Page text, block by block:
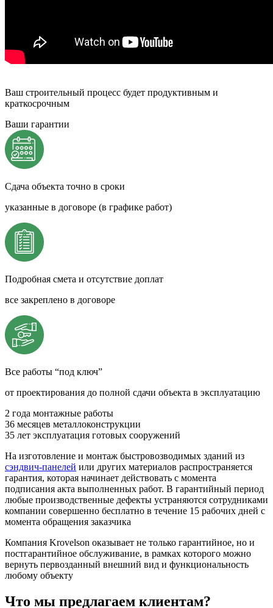
Ваш строительный процесс будет продуктивным и
краткосрочным
Ваши гарантии
Сдача объекта точно в сроки
указанные в договоре (в графике работ)
Подробная смета и отсутствие доплат
все закреплено в договоре
Все работы “под ключ”
от проектирования до полной сдачи объекта в эксплуатацию
2 года монтажные работы
36 месяцев металлоконструкции
35 лет эксплуатация готовых сооружений
На изготовление и монтаж быстровозводимых зданий из
сэндвич-панелей или других материалов распространяется
гарантия, которая начинает действовать с момента
подписания акта выполненных работ. В гарантийный период
любые производственные дефекты устраняются сотрудниками
компании совершенно бесплатно в течение 15 рабочих дней с
момента обращения заказчика
Компания Krovelson оказывает не только гарантийное, но и
постгарантийное обслуживание, в рамках которого можно
вернуть первозданный внешний вид и функциональность
любому объекту
Что мы предлагаем клиентам?